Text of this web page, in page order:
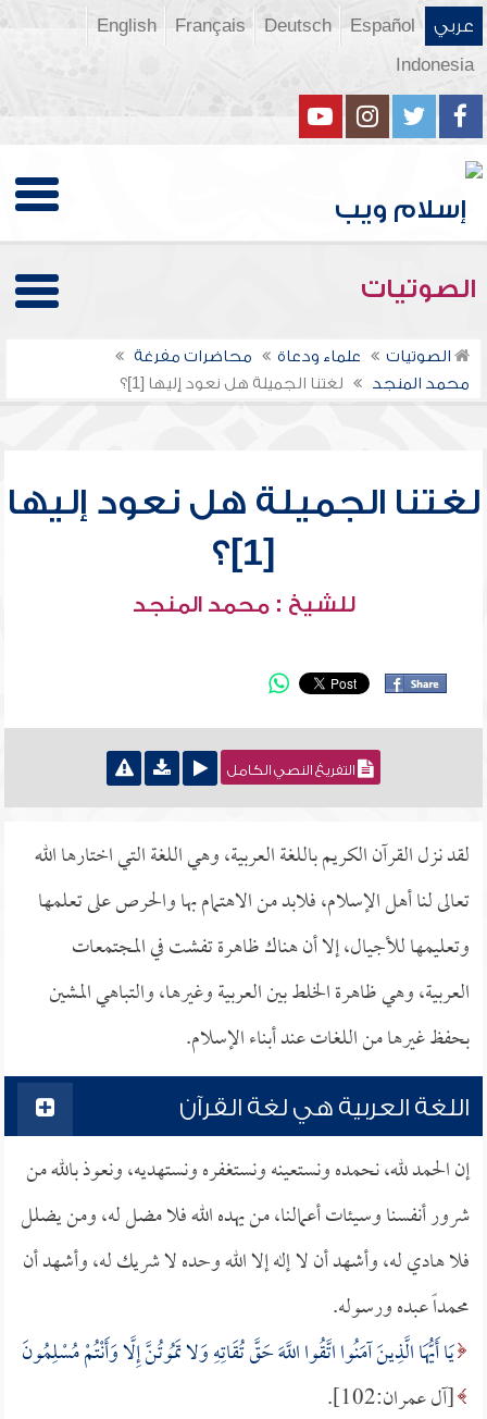
عربي Español
Deutsch
Français
English
Indonesia
الصوتيات
الصوتيات علماء ودعاة
محاضرات مفرغة
محمد المنجد
لغتنا الجميلة هل نعود إليها [1]؟
لغتنا الجميلة هل نعود إليها
[1]؟
للشيخ : محمد المنجد
التفريغ النصي الكامل
لقد نزل القرآن الكريم باللغة العربية، وهي اللغة التي اختارها الله
تعالى لنا أهل الإسلام، فلابد من الاهتمام بها والحرص على تعلمها
وتعليمها للأجيال، إلا أن هناك ظاهرة تفشت في المجتمعات
العربية، وهي ظاهرة الخلط بين العربية وغيرها، والتباهي المشين
بحفظ غيرها من اللغات عند أبناء الإسلام.
اللغة العربية هي لغة القرآن
إن الحمد لله، نحمده ونستعينه ونستغفره ونستهديه، ونعوذ بالله من
شرور أنفسنا وسيئات أعمالنا، من يهده الله فلا مضل له، ومن يضلل
فلا هادي له، وأشهد أن لا إله إلا الله وحده لا شريك له، وأشهد أن
محمداً عبده ورسوله.
يَا أَيُّهَا الَّذِينَ آمَنُوا اتَّقُوا اللَّهَ حَقَّ تُقَاتِهِ وَلا تَمُوتُنَّ إِلَّا وَأَنْتُمْ مُسْلِمُونَ
[آل عمران:102].